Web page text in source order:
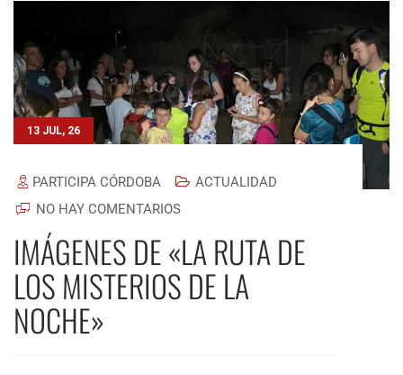
13 JUL, 26
PARTICIPA CÓRDOBA
ACTUALIDAD
NO HAY COMENTARIOS
IMÁGENES DE «LA RUTA DE
LOS MISTERIOS DE LA
NOCHE»